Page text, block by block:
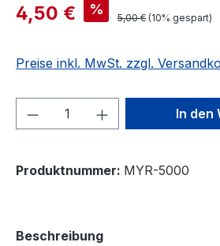
4,50 € %
5,00 € (10% gespart)
Preise inkl. MwSt. zzgl.
Produkt Anzahl: GibIn den
Produktnummer: MYR-5000
Beschreibung